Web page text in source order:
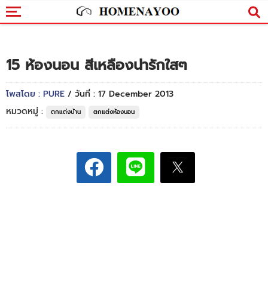
15 ห้องนอน สีเหลืองน่ารักใสๆ
โพสโดย : PURE / วันที่ : 17 December 2013
หมวดหมู่ :
ตกแต่งบ้าน ตกแต่งห้องนอน